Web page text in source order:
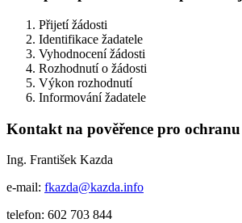
Přijetí žádosti
Identifikace žadatele
Vyhodnocení žádosti
Rozhodnutí o žádosti
Výkon rozhodnutí
Informování žadatele
Kontakt na pověřence pro
Ing. František Kazda
e-mail: fkazda@kazda.info
telefon: 602 703 844